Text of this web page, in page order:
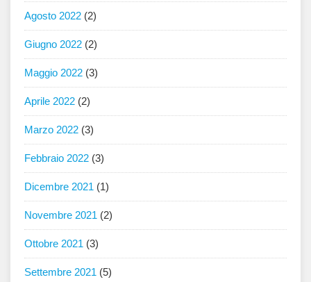
Agosto 2022 (2)
Giugno 2022 (2)
Maggio 2022 (3)
Aprile 2022 (2)
Marzo 2022 (3)
Febbraio 2022 (3)
Dicembre 2021 (1)
Novembre 2021 (2)
Ottobre 2021 (3)
Settembre 2021 (5)